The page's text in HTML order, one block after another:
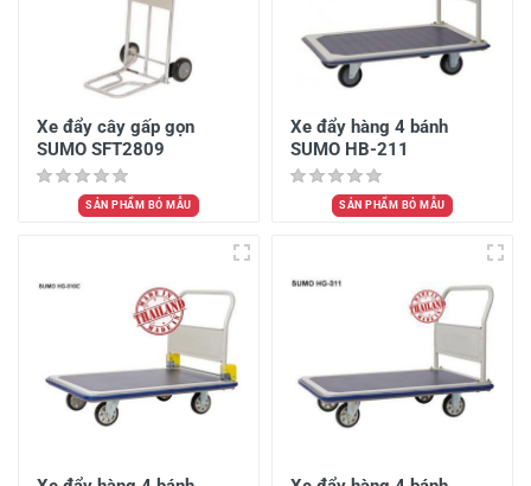
Xe đẩy cây gấp gọn
SUMO SFT2809
SẢN PHẨM BỎ MẪU
Xe đẩy hàng 4 bánh
SUMO HB-211
SẢN PHẨM BỎ MẪU